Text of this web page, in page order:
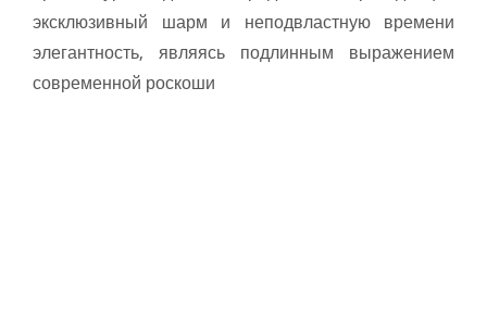
эксклюзивный шарм и неподвластную времени
элегантность, являясь подлинным выражением
современной роскоши